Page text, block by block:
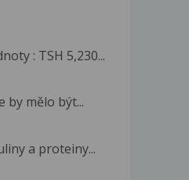
: TSH 5,230...
by mělo být...
a proteiny...